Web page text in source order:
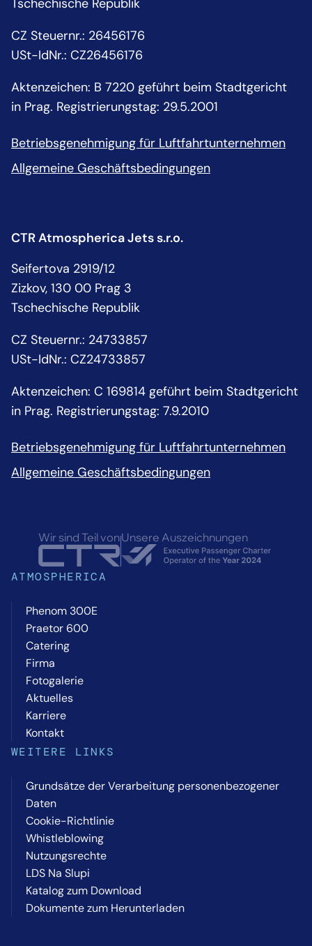
Tschechische Republik
CZ Steuernr.: 26456176
USt-IdNr.: CZ26456176
Aktenzeichen: B 7220 geführt beim Stadtgericht
in Prag. Registrierungstag: 29.5.2001
Betriebsgenehmigung für Luftfahrtunternehmen
Allgemeine Geschäftsbedingungen
CTR Atmospherica Jets s.r.o.
Seifertova 2919/12
Zizkov, 130 00 Prag 3
Tschechische Republik
CZ Steuernr.: 24733857
USt-IdNr.: CZ24733857
Aktenzeichen: C 169814 geführt beim Stadtgericht
in Prag. Registrierungstag: 7.9.2010
Betriebsgenehmigung für Luftfahrtunternehmen
Allgemeine Geschäftsbedingungen
Wir sind Teil vonUnsere Auszeichnungen
ATMOSPHERICA
Phenom 300E
Praetor 600
Catering
Firma
Fotogalerie
Aktuelles
Karriere
Kontakt
WEITERE LINKS
Grundsätze der Verarbeitung personenbezogener
Daten
Cookie-Richtlinie
Whistleblowing
Nutzungsrechte
LDS Na Slupi
Katalog zum Download
Dokumente zum Herunterladen